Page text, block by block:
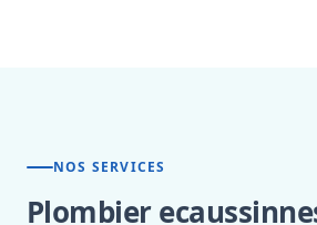
NOS SERVICES
Plombier